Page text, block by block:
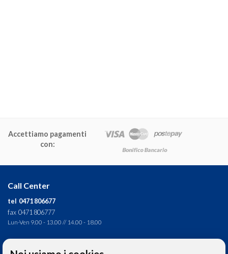
Accettiamo pagamenti
con:
Call Center
tel 0471 806677
fax 0471 806777
Lun-Ven 9.00 - 13.00 // 14.00 - 18.00